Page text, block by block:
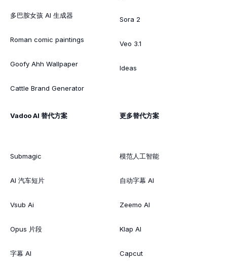
多巴胺女孩 AI 生成器
Roman comic paintings
Goofy Ahh Wallpaper
Cattle Brand Generator
Sora 2
Veo 3.1
Ideas
Vadoo AI 替代方案
Submagic
AI 汽车短片
Vsub Ai
Opus 片段
字幕 AI
更多替代方案
模范人工智能
自动字幕 AI
Zeemo AI
Klap AI
Capcut